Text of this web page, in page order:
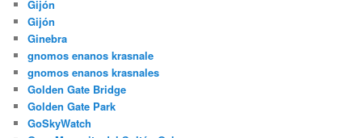
Gijón
Gijón
Ginebra
gnomos enanos krasnale
gnomos enanos krasnales
Golden Gate Bridge
Golden Gate Park
GoSkyWatch